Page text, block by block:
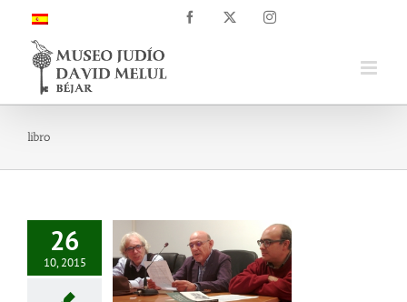
contenido
Facebook Instagram
libro
26
10, 2015